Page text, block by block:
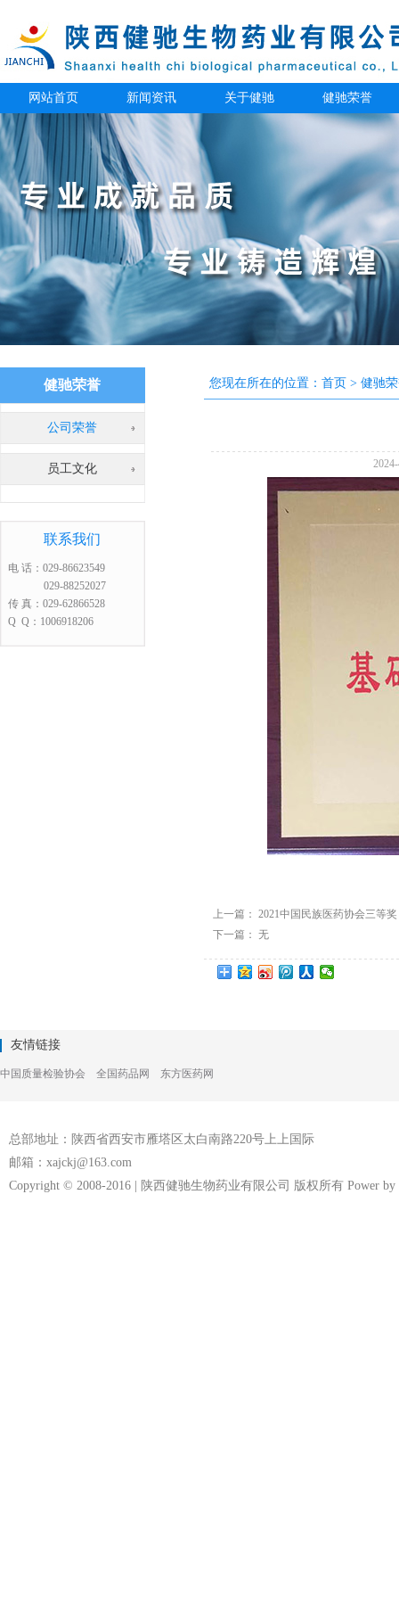
网站首页 新闻资讯 关于健驰 健驰荣誉
健驰荣誉
公司荣誉
员工文化
联系我们
电 话：029-86623549
029-88252027
传 真：029-62866528
Q Q：1006918206
您现在所在的位置： 首页 > 健驰
上一篇： 2021中国民族医药协会三等奖
下一篇： 无
友情链接
中国质量检验协会 全国药品网 东方医药网
总部地址：陕西省西安市雁塔区太白南路220号上上国际
邮箱：xajckj@163.com
Copyright © 2008-2016 | 陕西健驰生物药业有限公司 版权所有 Power by